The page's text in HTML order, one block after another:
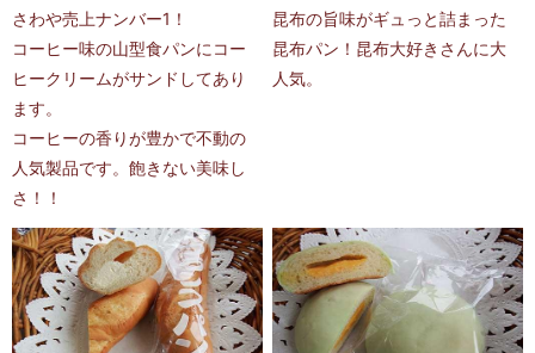
さわや売上ナンバー1！
コーヒー味の山型食パンにコー
ヒークリームがサンドしてあり
ます。
コーヒーの香りが豊かで不動の
人気製品です。飽きない美味し
さ！！
昆布の旨味がギュっと詰まった
昆布パン！昆布大好きさんに大
人気。